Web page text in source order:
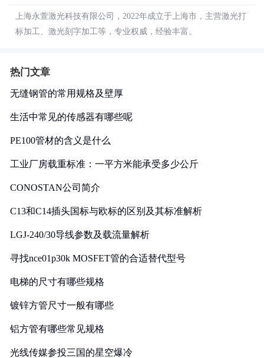
上海永萱激光科技有限公司，2022年成立于上海市，主营激光打
标加工、激光刻字加工等，专业权威，经验丰富。
热门文章
无缝钢管的常用规格及壁厚
生活中常见的传感器有哪些呢
PE100管材的含义是什么
工业厂房载重标准：一平方米能承受多少公斤
CONOSTAN公司简介
C13和C14插头国标与欧标的区别及其标准解析
LGJ-240/30导线参数及载流量解析
寻找nce01p30k MOSFET管的合适替代型号
电梯的尺寸有哪些规格
镀锌方管尺寸一般有哪些
铝方管有哪些常见规格
光线传媒参投三国的星空爆冷